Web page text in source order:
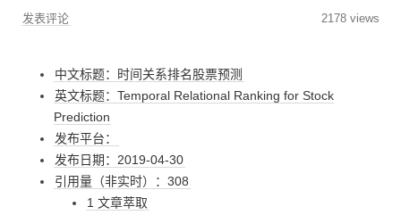
发表评论 2178 views
中文标题：时间关系排名股票预测
英文标题：Temporal Relational Ranking for Stock
Prediction
发布平台：
发布日期：2019-04-30
引用量（非实时）：308
1 文章萃取